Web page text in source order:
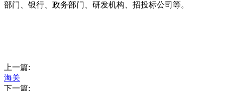
部门、银行、政务部门、研发机构、招投标公司等。
上一篇:
海关
下一篇: